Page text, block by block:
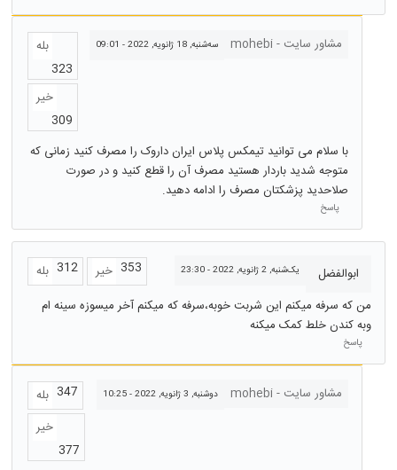
مشاور سایت - mohebi سه‌شنبه, 18 ژانویه, 2022 - 09:01
بله
323
خیر
309
با سلام می توانید تیمکس پلاس ایران داروک را مصرف کنید زمانی که
متوجه شدید باردار هستید مصرف آن را قطع کنید و در صورت
صلاحدید پزشکتان مصرف را ادامه دهید.
پاسخ
ابوالفضل یک‌شنبه, 2 ژانویه, 2022 - 23:30 بله 312 خیر 353
من که سرفه میکنم این شربت خوبه،سرفه که میکنم آخر میسوزه سینه ام
وبه کندن خلط کمک میکنه
پاسخ
مشاور سایت - mohebi دوشنبه, 3 ژانویه, 2022 - 10:25 بله 347
خیر
377